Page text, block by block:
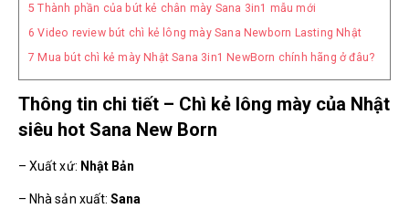
5 Thành phần của bút kẻ chân mày Sana 3in1 mẫu mới
6 Video review bút chì kẻ lông mày Sana Newborn Lasting Nhật
7 Mua bút chì kẻ mày Nhật Sana 3in1 NewBorn chính hãng ở đâu?
Thông tin chi tiết – Chì kẻ lông mày của Nhật
siêu hot Sana New Born
– Xuất xứ: Nhật Bản
– Nhà sản xuất:Sana